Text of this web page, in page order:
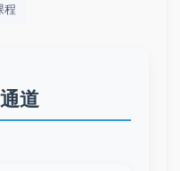
程
道